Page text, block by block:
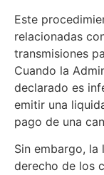
Este
relacionadas
transmisiones
Cuando la
declarado es
emitir una
pago de una
Sin embargo,
derecho de los